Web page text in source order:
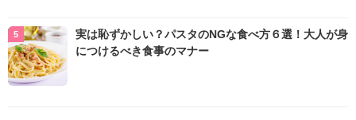
実は恥ずかしい？パスタのNGな食べ方６選！大人が身
につけるべき食事のマナー